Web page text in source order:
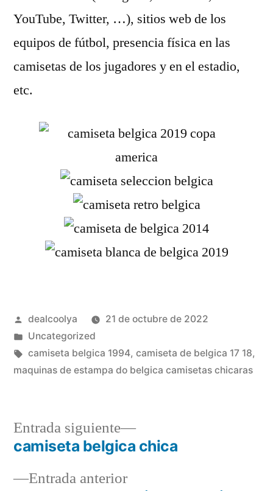
YouTube, Twitter, …), sitios web de los
equipos de fútbol, presencia física en las
camisetas de los jugadores y en el estadio,
etc.
Publicado
por
dealcoolya
21 de octubre de 2022
Publicado
en
Uncategorized
Etiquetas:
camiseta belgica 1994, camiseta de belgica 17 18,
maquinas de estampa do belgica camisetas chicaras
Navegación
Entrada anteriorEntrada
Entrada siguiente
Entrada
siguiente:
camiseta belgica chica